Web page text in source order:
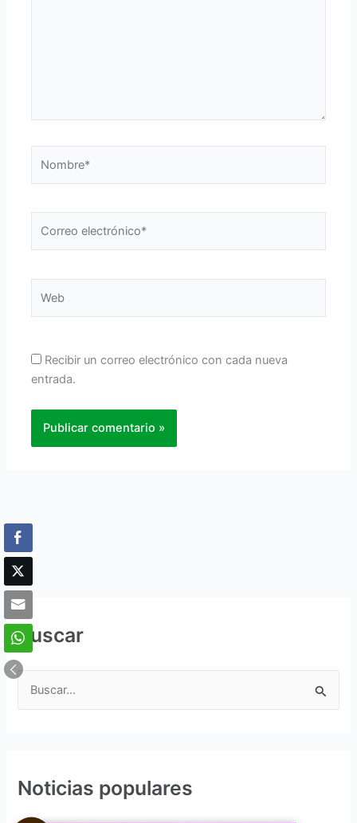
electrónico*
Recibir un correo electrónico con cada nueva
entrada.
Buscar
a
Noticias populares